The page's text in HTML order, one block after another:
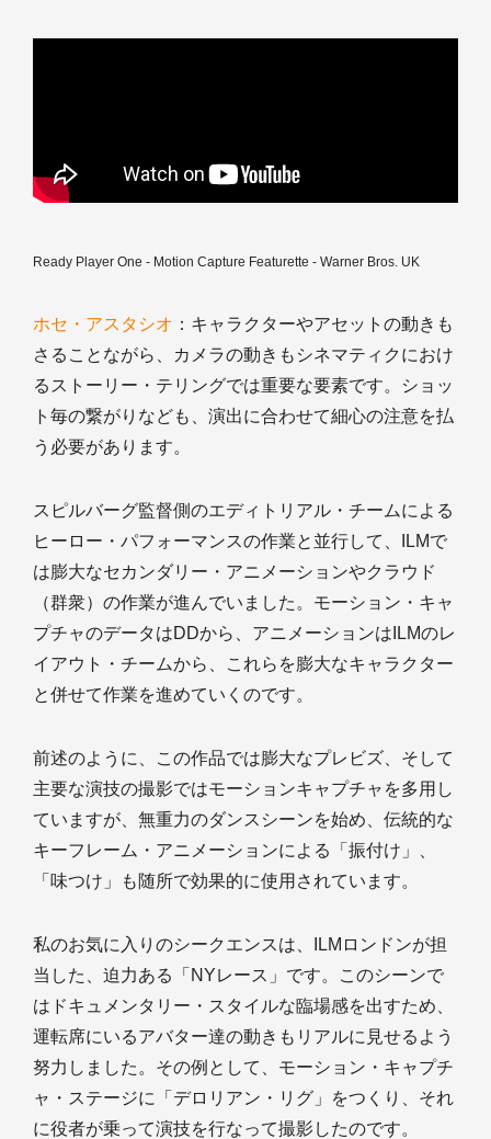
Ready Player One - Motion Capture Featurette - Warner Bros. UK
ホセ・アスタシオ ：キャラクターやアセットの動きも
さることながら、カメラの動きもシネマティクにおけ
るストーリー・テリングでは重要な要素です。ショッ
ト毎の繋がりなども、演出に合わせて細心の注意を払
う必要があります。
スピルバーグ監督側のエディトリアル・チームによる
ヒーロー・パフォーマンスの作業と並行して、ILMで
は膨大なセカンダリー・アニメーションやクラウド
（群衆）の作業が進んでいました。モーション・キャ
プチャのデータはDDから、アニメーションはILMのレ
イアウト・チームから、これらを膨大なキャラクター
と併せて作業を進めていくのです。
前述のように、この作品では膨大なプレビズ、そして
主要な演技の撮影ではモーションキャプチャを多用し
ていますが、無重力のダンスシーンを始め、伝統的な
キーフレーム・アニメーションによる「振付け」、
「味つけ」も随所で効果的に使用されています。
私のお気に入りのシークエンスは、ILMロンドンが担
当した、迫力ある「NYレース」です。このシーンで
はドキュメンタリー・スタイルな臨場感を出すため、
運転席にいるアバター達の動きもリアルに見せるよう
努力しました。その例として、モーション・キャプチ
ャ・ステージに「デロリアン・リグ」をつくり、それ
に役者が乗って演技を行なって撮影したのです。